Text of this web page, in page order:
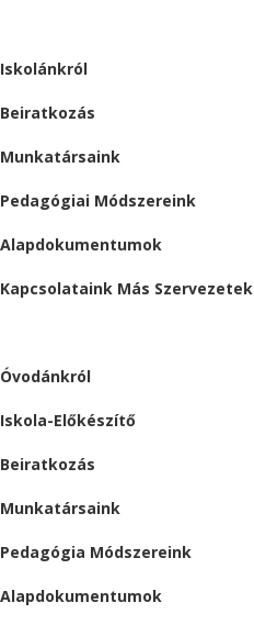
Iskolánkról
Beiratkozás
Munkatársaink
Pedagógiai Módszereink
Alapdokumentumok
Kapcsolataink Más
Óvodánkról
Iskola-Előkészítő
Beiratkozás
Munkatársaink
Pedagógia Módszereink
Alapdokumentumok